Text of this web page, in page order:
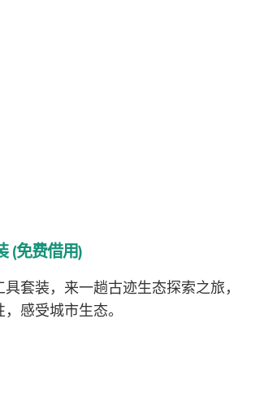
(免费借用)
套装，来一趟古迹生态探索之旅，
感受城市生态。